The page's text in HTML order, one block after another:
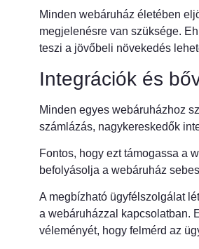
Minden webáruház életében
megjelenésre van szüksége.
teszi a jövőbeli növekedés
Integrációk és
Minden egyes webáruházhoz
számlázás, nagykereskedők
Fontos, hogy ezt támogassa a
befolyásolja a webáruház
A megbízható ügyfélszolgálat
a webáruházzal kapcsolatban.
véleményét, hogy felmérd az